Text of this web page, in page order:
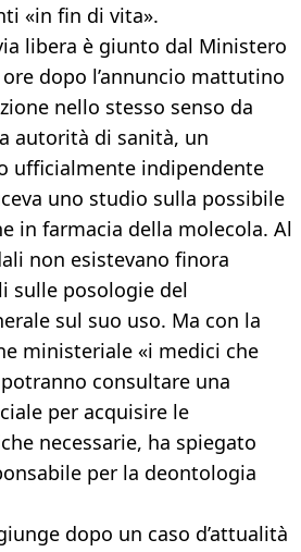
«in fin di vita».
libera è giunto dal Ministero
dopo l’annuncio mattutino
nello stesso senso da
autorità di sanità, un
ufficialmente indipendente
uno studio sulla possibile
in farmacia della molecola. Al
non esistevano finora
sulle posologie del
sul suo uso. Ma con la
ministeriale «i medici che
consultare una
per acquisire le
necessarie, ha spiegato
per la deontologia
dopo un caso d’attualità